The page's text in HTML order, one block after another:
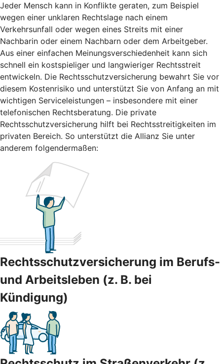
Jeder Mensch kann in Konflikte geraten, zum Beispiel
wegen einer unklaren Rechtslage nach einem
Verkehrsunfall oder wegen eines Streits mit einer
Nachbarin oder einem Nachbarn oder dem Arbeitgeber.
Aus einer einfachen Meinungsverschiedenheit kann sich
schnell ein kostspieliger und langwieriger Rechtsstreit
entwickeln. Die Rechtsschutzversicherung bewahrt Sie vor
diesem Kostenrisiko und unterstützt Sie von Anfang an mit
wichtigen Serviceleistungen – insbesondere mit einer
telefonischen Rechtsberatung. Die private
Rechtsschutzversicherung hilft bei Rechtsstreitigkeiten im
privaten Bereich. So unterstützt die Allianz Sie unter
anderem folgendermaßen:
Rechtsschutzversicherung im Berufs-
und Arbeitsleben (z. B. bei
Kündigung)